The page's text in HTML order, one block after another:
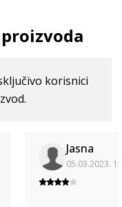
korisnici
Jasna
05.03.2023.